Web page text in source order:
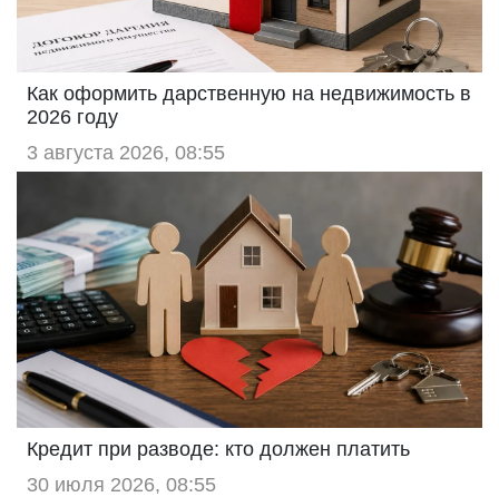
Как оформить дарственную на недвижимость в
2026 году
3 августа 2026, 08:55
Кредит при разводе: кто должен платить
30 июля 2026, 08:55